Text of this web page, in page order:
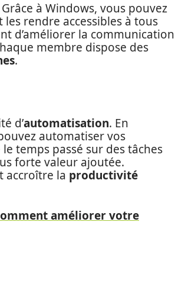
à Windows, vous pouvez
rendre accessibles à tous
d’améliorer la communication
membre dispose des
.
d’automatisation. En
automatiser vos
temps passé sur des tâches
forte valeur ajoutée.
accroître la productivité
améliorer votre